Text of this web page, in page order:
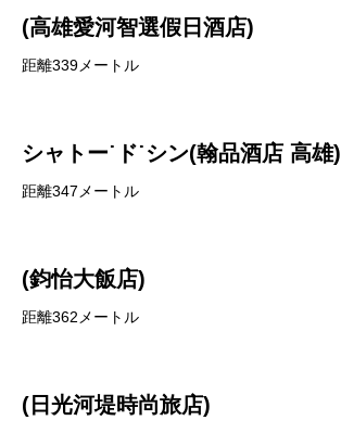
(高雄愛河智選假日酒店)
距離339メートル
シャトー˙ド˙シン(翰品酒店 高雄)
距離347メートル
(鈞怡大飯店)
距離362メートル
(日光河堤時尚旅店)